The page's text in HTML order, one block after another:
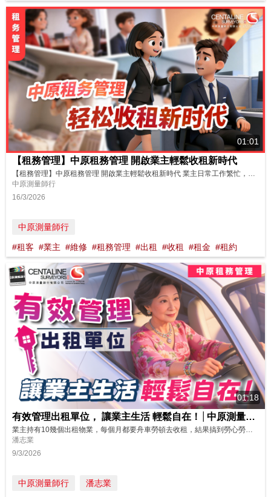
01:01
【租務管理】中原租務管理 開啟業主輕鬆收租新時代
中原測量師行
16/3/2026
中原測量師行
#租客 #業主 #維修 #租務管理 #出租 #收租 #租金 #租約
01:18
有效管理出租單位， 讓業主生活 輕鬆自在！│中原測量師行
潘志業
9/3/2026
中原測量師行 潘志業